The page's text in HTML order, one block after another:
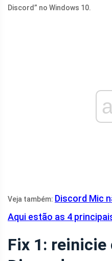
Discord” no Windows 10.
Veja também: Discord Mic
Aqui estão as 4
Fix 1: